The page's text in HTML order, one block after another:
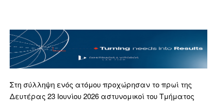
Στη σύλληψη ενός ατόμου προχώρησαν το πρωί της
Δευτέρας 23 Ιουνίου 2026 αστυνομικοί του Τμήματος